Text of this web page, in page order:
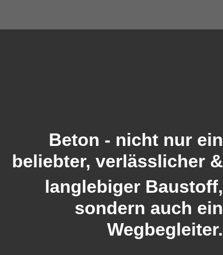
Beton - nicht nur ein
beliebter, verlässlicher &
langlebiger Baustoff,
sondern auch ein
Wegbegleiter.